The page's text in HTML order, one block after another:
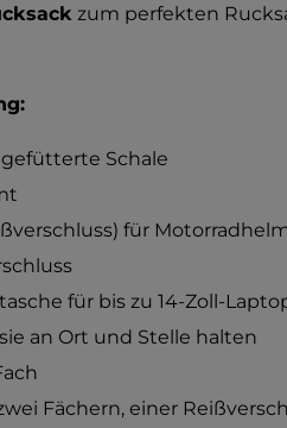
zum perfekten
Schale
für
für bis zu 14-Zoll-
an Ort und Stelle halten
Fächern, einer